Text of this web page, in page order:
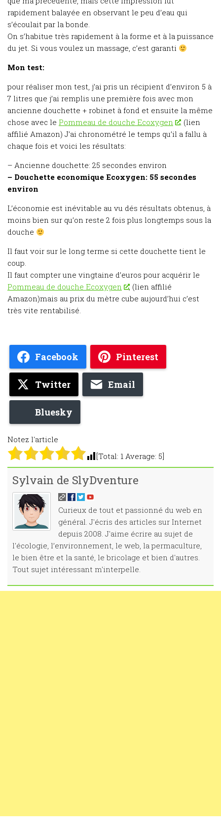
rapidement balayée en observant le peu d’eau qui
s’écoulait par la bonde.
On s’habitue très rapidement à la forme et à la puissance
du jet. Si vous voulez un massage, c’est garanti
Mon test:
pour réaliser mon test, j’ai pris un récipient d’environ 5 à
7 litres que j’ai remplis une première fois avec mon
ancienne douchette + robinet à fond et ensuite la même
chose avec le Pommeau de douche Ecoxygen
. (lien
affilié Amazon) J’ai chronométré le temps qu’il a fallu à
chaque fois et voici les résultats:
– Ancienne douchette: 25 secondes environ
– Douchette economique Ecoxygen: 55 secondes
environ
L’économie est inévitable au vu dés résultats obtenus, à
moins bien sur qu’on reste 2 fois plus longtemps sous la
douche
Il faut voir sur le long terme si cette douchette tient le
coup.
Il faut compter une vingtaine d’euros pour acquérir le
Pommeau de douche Ecoxygen
, (lien affilié
Amazon)mais au prix du mètre cube aujourd’hui c’est
très vite rentabilisé.
Facebook Pinterest
Twitter Email
Bluesky
Notez l'article
[Total: 1 Average: 5]
Sylvain de SlyDventure
Curieux de tout et passionné du web en
général. J'écris des articles sur Internet
depuis 2008. J'aime écrire au sujet de
l'écologie, l’environnement, le web, la permaculture,
le bien être et la santé, le bricolage et bien d'autres.
Tout sujet intéressant m'interpelle.